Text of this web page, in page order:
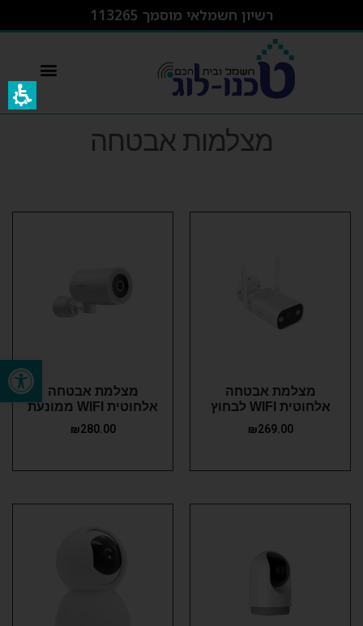
פתח סרגל נגישות
רשיון חשמלאי מוסמך 113265
מצלמות אבטחה
מצלמת אבטחה
אלחוטית WIFI לבחוץ
₪269.00
מצלמת אבטחה
אלחוטית WIFI ממונעת
₪280.00